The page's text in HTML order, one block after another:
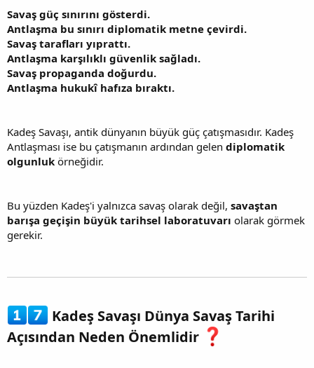
Savaş güç sınırını gösterdi.
Antlaşma bu sınırı diplomatik metne çevirdi.
Savaş tarafları yıprattı.
Antlaşma karşılıklı güvenlik sağladı.
Savaş propaganda doğurdu.
Antlaşma hukukî hafıza bıraktı.
Kadeş Savaşı, antik dünyanın büyük güç çatışmasıdır. Kadeş
Antlaşması ise bu çatışmanın ardından gelen diplomatik
olgunluk örneğidir.
Bu yüzden Kadeş'i yalnızca savaş olarak değil, savaştan
barışa geçişin büyük tarihsel laboratuvarı olarak görmek
gerekir.
Kadeş Savaşı Dünya Savaş Tarihi
Açısından Neden Önemlidir